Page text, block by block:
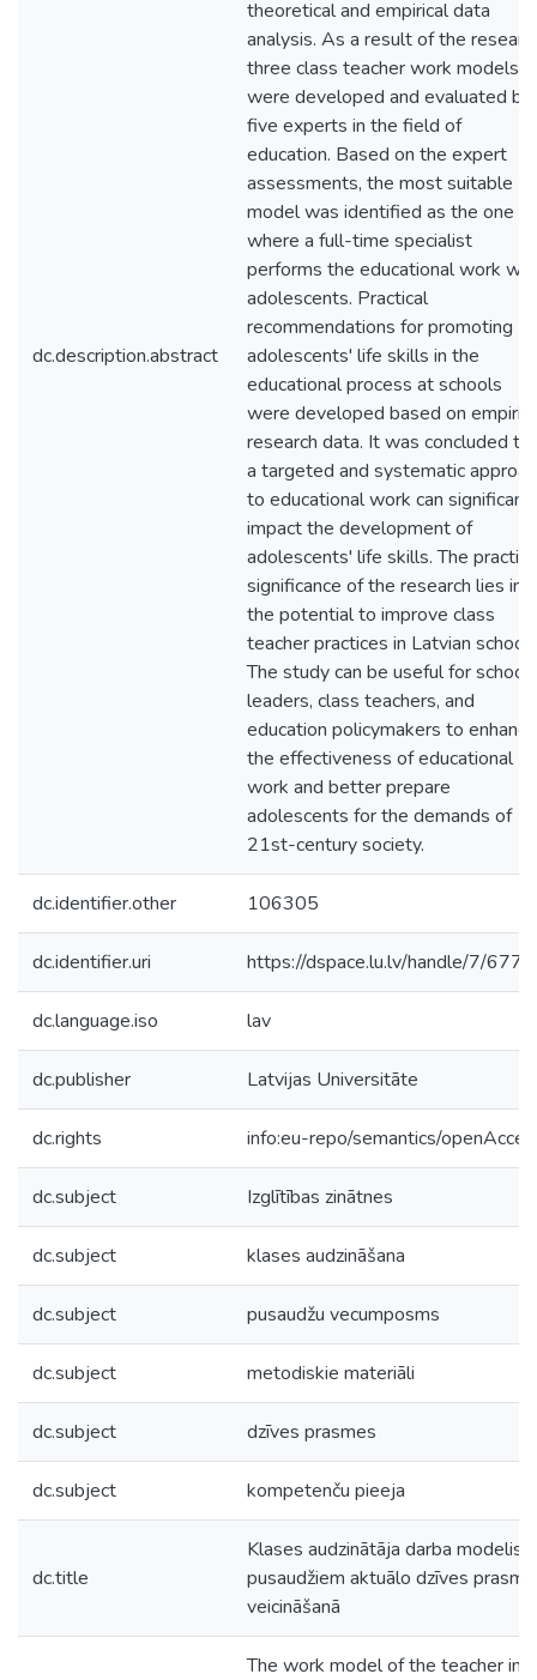
dc.description.abstract
theoretical and empirical data
analysis. As a result of the
three class teacher work models
were developed and evaluated by
five experts in the field of
education. Based on the expert
assessments, the most suitable
model was identified as the one
where a full-time specialist
performs the educational work
adolescents. Practical
recommendations for promoting
adolescents' life skills in the
educational process at schools
were developed based on
research data. It was concluded
a targeted and systematic
to educational work can
impact the development of
adolescents' life skills. The
significance of the research lies in
the potential to improve class
teacher practices in Latvian
The study can be useful for school
leaders, class teachers, and
education policymakers to enhance
the effectiveness of educational
work and better prepare
adolescents for the demands of
21st-century society.
dc.identifier.other 106305
dc.identifier.uri https://dspace.lu.lv/handle/7/
dc.language.iso lav
dc.publisher Latvijas Universitāte
dc.rights info:eu-repo/semantics/
dc.subject Izglītības zinātnes
dc.subject klases audzināšana
dc.subject pusaudžu vecumposms
dc.subject metodiskie materiāli
dc.subject dzīves prasmes
dc.subject kompetenču pieeja
dc.title
Klases audzinātāja darba modelis
pusaudžiem aktuālo dzīves
veicināšanā
The work model of the teacher in